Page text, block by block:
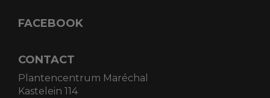
FACEBOOK
CONTACT
Plantencentrum Maréchal
Kastelein 114